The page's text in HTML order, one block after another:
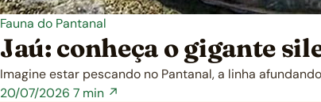
Fauna do Pantanal
Jaú: conheça o gigante
Imagine estar pescando no Pantanal, a linha
20/07/2026 7 min ↗